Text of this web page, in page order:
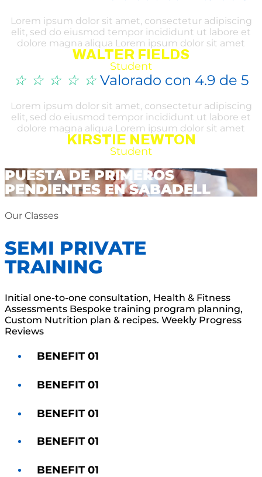
Lorem ipsum dolor sit amet, consectetur adipiscing
elit, sed do eiusmod tempor incididunt ut labore et
dolore magna aliqua Lorem ipsum dolor sit amet
WALTER FIELDS
Student
☆ ☆ ☆ ☆ ☆ Valorado con 4.9 de 5
Lorem ipsum dolor sit amet, consectetur adipiscing
elit, sed do eiusmod tempor incididunt ut labore et
dolore magna aliqua Lorem ipsum dolor sit amet
KIRSTIE NEWTON
Student
PUESTA DE PRIMEROS
PENDIENTES EN SABADELL
Our Classes
SEMI PRIVATE
TRAINING
Initial one-to-one consultation, Health & Fitness
Assessments Bespoke training program planning,
Custom Nutrition plan & recipes. Weekly Progress
Reviews
BENEFIT 01
BENEFIT 01
BENEFIT 01
BENEFIT 01
BENEFIT 01